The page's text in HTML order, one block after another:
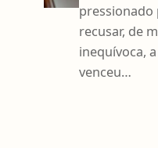
pressionado
recusar, de
inequívoca,
venceu…